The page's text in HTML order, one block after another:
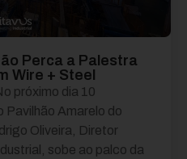
Perca a Palestra
Wire + Steel
próximo dia 10
Pavilhão Amarelo do
Oliveira, Diretor
sobe ao palco da